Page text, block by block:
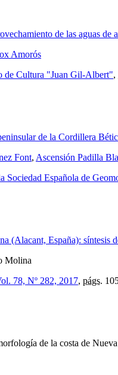
de las aguas de
Amorós
de Cultura "Juan Gil-Albert",
de la Cordillera
Font, Ascensión Padilla
Sociedad Española de
(Alacant, España):
Molina
78, Nº 282, 2017, págs.
de la costa de